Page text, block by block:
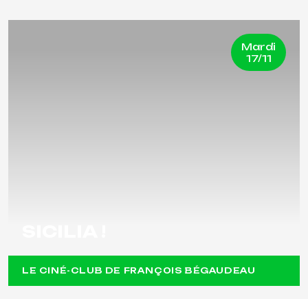
Mardi
17/11
LE CINÉ-CLUB DE FRANÇOIS BÉGAUDEAU